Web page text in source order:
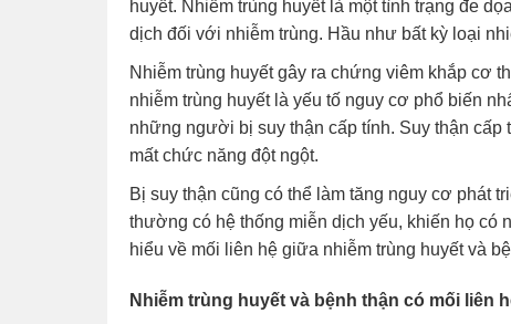
huyết. Nhiễm trùng huyết là một tình trạng đe
dịch đối với nhiễm trùng. Hầu như bất kỳ loại
Nhiễm trùng huyết gây ra chứng viêm khắp cơ
nhiễm trùng huyết là yếu tố nguy cơ phổ biến
những người bị suy thận cấp tính. Suy thận
mất chức năng đột ngột.
Bị suy thận cũng có thể làm tăng nguy cơ phát
thường có hệ thống miễn dịch yếu, khiến họ có
hiểu về mối liên hệ giữa nhiễm trùng huyết và
Nhiễm trùng huyết và bệnh thận có mối liên